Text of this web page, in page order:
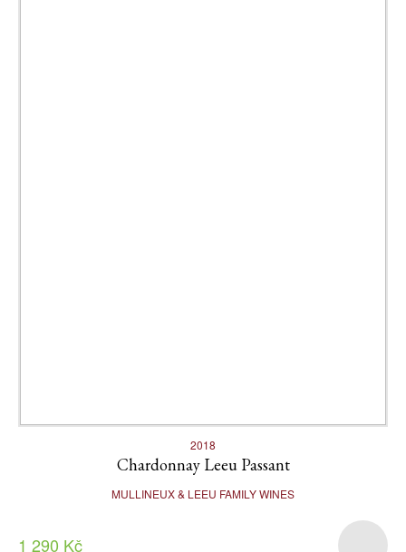
2018
Chardonnay Leeu Passant
MULLINEUX & LEEU FAMILY WINES
1 290 Kč